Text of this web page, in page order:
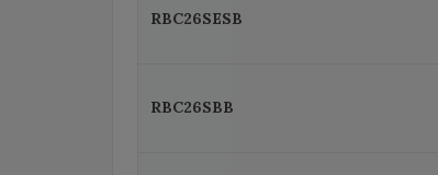
RBC26SESB
RBC26SBB